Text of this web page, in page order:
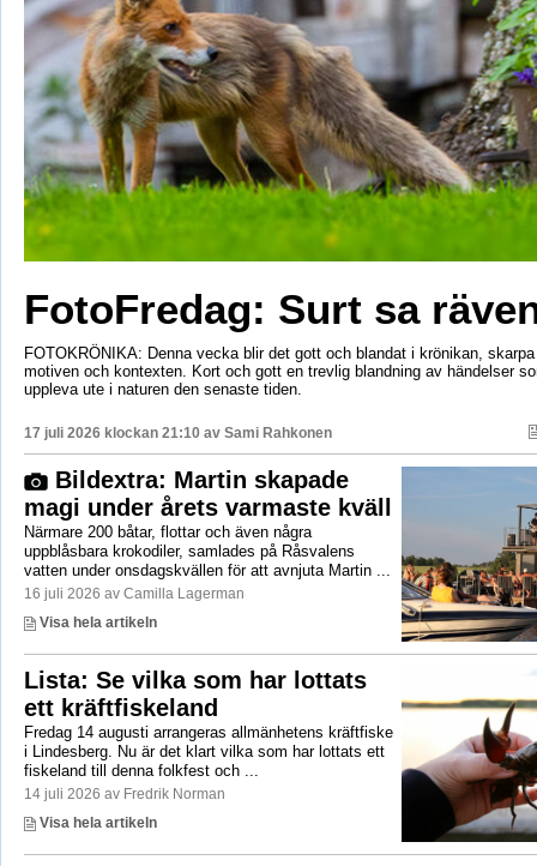
FotoFredag: Surt sa
FOTOKRÖNIKA: Denna vecka blir det gott och blandat i krönikan,
motiven och kontexten. Kort och gott en trevlig blandning av händelser
uppleva ute i naturen den senaste tiden.
17 juli 2026 klockan 21:10 av Sami Rahkonen
Bildextra: Martin skapade
magi under årets varmaste kväll
Närmare 200 båtar, flottar och även några
uppblåsbara krokodiler, samlades på Råsvalens
vatten under onsdagskvällen för att avnjuta Martin ...
16 juli 2026 av Camilla Lagerman
Visa hela artikeln
Lista: Se vilka som har lottats
ett kräftfiskeland
Fredag 14 augusti arrangeras allmänhetens kräftfiske
i Lindesberg. Nu är det klart vilka som har lottats ett
fiskeland till denna folkfest och ...
14 juli 2026 av Fredrik Norman
Visa hela artikeln